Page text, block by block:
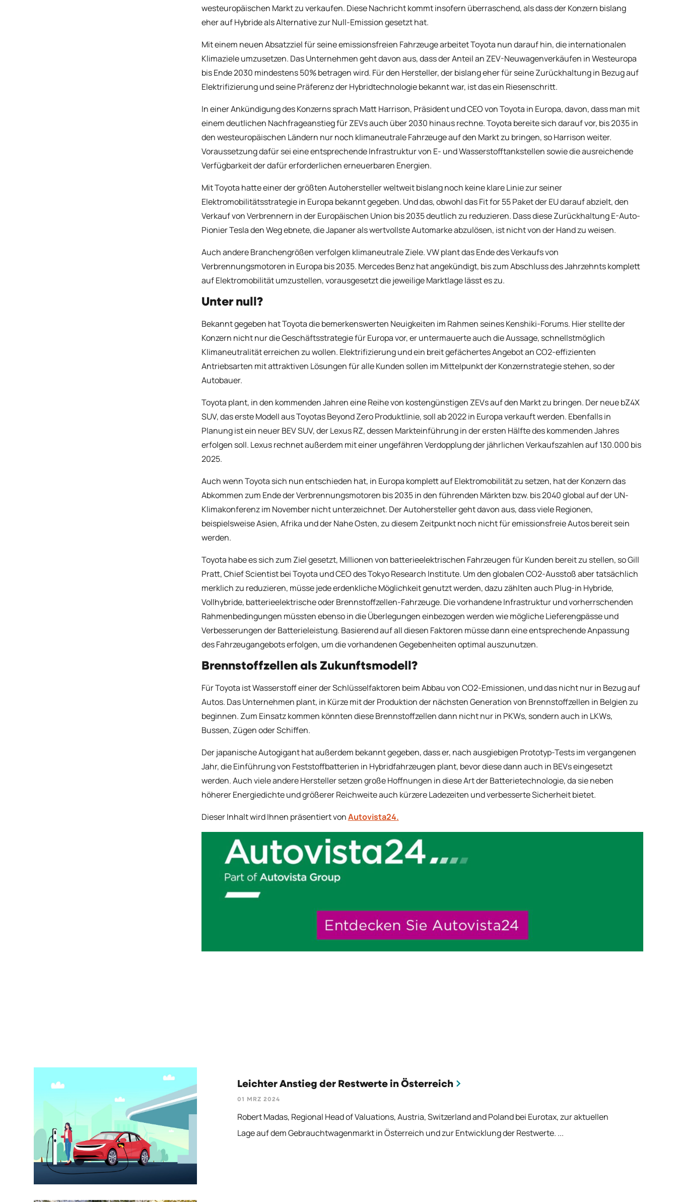
westeuropäischen Markt zu verkaufen. Diese Nachricht kommt insofern überraschend, als dass der Konzern bislang
eher auf Hybride als Alternative zur Null-Emission gesetzt hat.
Mit einem neuen Absatzziel für seine emissionsfreien Fahrzeuge arbeitet Toyota nun darauf hin, die internationalen
Klimaziele umzusetzen. Das Unternehmen geht davon aus, dass der Anteil an ZEV-Neuwagenverkäufen in Westeuropa
bis Ende 2030 mindestens 50% betragen wird. Für den Hersteller, der bislang eher für seine Zurückhaltung in Bezug auf
Elektrifizierung und seine Präferenz der Hybridtechnologie bekannt war, ist das ein Riesenschritt.
In einer Ankündigung des Konzerns sprach Matt Harrison, Präsident und CEO von Toyota in Europa, davon, dass man mit
einem deutlichen Nachfrageanstieg für ZEVs auch über 2030 hinaus rechne. Toyota bereite sich darauf vor, bis 2035 in
den westeuropäischen Ländern nur noch klimaneutrale Fahrzeuge auf den Markt zu bringen, so Harrison weiter.
Voraussetzung dafür sei eine entsprechende Infrastruktur von E- und Wasserstofftankstellen sowie die ausreichende
Verfügbarkeit der dafür erforderlichen erneuerbaren Energien.
Mit Toyota hatte einer der größten Autohersteller weltweit bislang noch keine klare Linie zur seiner
Elektromobilitätsstrategie in Europa bekannt gegeben. Und das, obwohl das Fit for 55 Paket der EU darauf abzielt, den
Verkauf von Verbrennern in der Europäischen Union bis 2035 deutlich zu reduzieren. Dass diese Zurückhaltung E-Auto-
Pionier Tesla den Weg ebnete, die Japaner als wertvollste Automarke abzulösen, ist nicht von der Hand zu weisen.
Auch andere Branchengrößen verfolgen klimaneutrale Ziele. VW plant das Ende des Verkaufs von
Verbrennungsmotoren in Europa bis 2035. Mercedes Benz hat angekündigt, bis zum Abschluss des Jahrzehnts komplett
auf Elektromobilität umzustellen, vorausgesetzt die jeweilige Marktlage lässt es zu.
Unter null?
Bekannt gegeben hat Toyota die bemerkenswerten Neuigkeiten im Rahmen seines Kenshiki-Forums. Hier stellte der
Konzern nicht nur die Geschäftsstrategie für Europa vor, er untermauerte auch die Aussage, schnellstmöglich
Klimaneutralität erreichen zu wollen. Elektrifizierung und ein breit gefächertes Angebot an CO2-effizienten
Antriebsarten mit attraktiven Lösungen für alle Kunden sollen im Mittelpunkt der Konzernstrategie stehen, so der
Autobauer.
Toyota plant, in den kommenden Jahren eine Reihe von kostengünstigen ZEVs auf den Markt zu bringen. Der neue bZ4X
SUV, das erste Modell aus Toyotas Beyond Zero Produktlinie, soll ab 2022 in Europa verkauft werden. Ebenfalls in
Planung ist ein neuer BEV SUV, der Lexus RZ, dessen Markteinführung in der ersten Hälfte des kommenden Jahres
erfolgen soll. Lexus rechnet außerdem mit einer ungefähren Verdopplung der jährlichen Verkaufszahlen auf 130.000 bis
2025.
Auch wenn Toyota sich nun entschieden hat, in Europa komplett auf Elektromobilität zu setzen, hat der Konzern das
Abkommen zum Ende der Verbrennungsmotoren bis 2035 in den führenden Märkten bzw. bis 2040 global auf der UN-
Klimakonferenz im November nicht unterzeichnet. Der Autohersteller geht davon aus, dass viele Regionen,
beispielsweise Asien, Afrika und der Nahe Osten, zu diesem Zeitpunkt noch nicht für emissionsfreie Autos bereit sein
werden.
Toyota habe es sich zum Ziel gesetzt, Millionen von batterieelektrischen Fahrzeugen für Kunden bereit zu stellen, so Gill
Pratt, Chief Scientist bei Toyota und CEO des Tokyo Research Institute. Um den globalen CO2-Ausstoß aber tatsächlich
merklich zu reduzieren, müsse jede erdenkliche Möglichkeit genutzt werden, dazu zählten auch Plug-in Hybride,
Vollhybride, batterieelektrische oder Brennstoffzellen-Fahrzeuge. Die vorhandene Infrastruktur und vorherrschenden
Rahmenbedingungen müssten ebenso in die Überlegungen einbezogen werden wie mögliche Lieferengpässe und
Verbesserungen der Batterieleistung. Basierend auf all diesen Faktoren müsse dann eine entsprechende Anpassung
des Fahrzeugangebots erfolgen, um die vorhandenen Gegebenheiten optimal auszunutzen.
Brennstoffzellen als Zukunftsmodell?
Für Toyota ist Wasserstoff einer der Schlüsselfaktoren beim Abbau von CO2-Emissionen, und das nicht nur in Bezug auf
Autos. Das Unternehmen plant, in Kürze mit der Produktion der nächsten Generation von Brennstoffzellen in Belgien zu
beginnen. Zum Einsatz kommen könnten diese Brennstoffzellen dann nicht nur in PKWs, sondern auch in LKWs,
Bussen, Zügen oder Schiffen.
Der japanische Autogigant hat außerdem bekannt gegeben, dass er, nach ausgiebigen Prototyp-Tests im vergangenen
Jahr, die Einführung von Feststoffbatterien in Hybridfahrzeugen plant, bevor diese dann auch in BEVs eingesetzt
werden. Auch viele andere Hersteller setzen große Hoffnungen in diese Art der Batterietechnologie, da sie neben
höherer Energiedichte und größerer Reichweite auch kürzere Ladezeiten und verbesserte Sicherheit bietet.
Dieser Inhalt wird Ihnen präsentiert vonAutovista24.
Leichter Anstieg der Restwerte in Österreich
01 MRZ 2024
Robert Madas, Regional Head of Valuations, Austria, Switzerland and Poland bei Eurotax, zur aktuellen
Lage auf dem Gebrauchtwagenmarkt in Österreich und zur Entwicklung der Restwerte. ...